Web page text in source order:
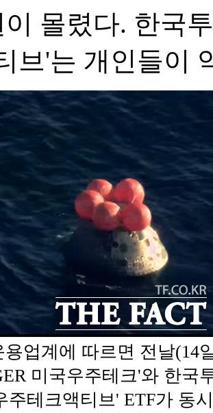
이 몰렸다. 한국
브'는 개인들이
용업계에 따르면 전날(14
미국우주테크'와 한국
주테크액티브' ETF가 동